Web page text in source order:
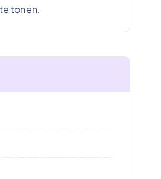
tonen.